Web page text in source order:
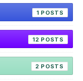
1
12
2